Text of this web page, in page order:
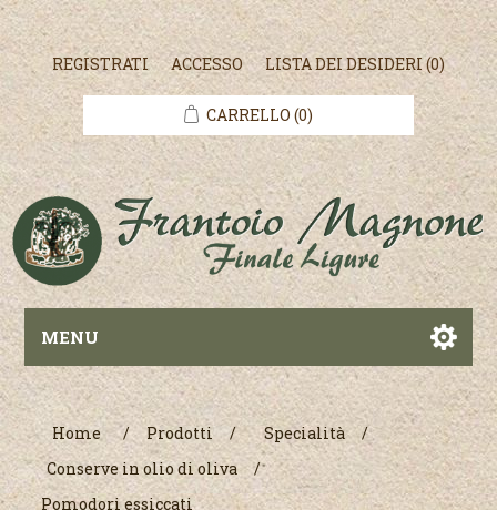
REGISTRATI ACCESSO LISTA DEI DESIDERI(0)
CARRELLO (0)
MENU
Home / Prodotti / Specialità
/
Conserve in olio di oliva
/
Pomodori essiccati